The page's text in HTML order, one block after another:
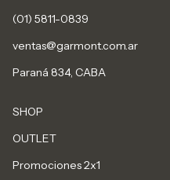
(01) 5811-0839
ventas@garmont.com.ar
Paraná 834, CABA
SHOP
OUTLET
Promociones 2x1